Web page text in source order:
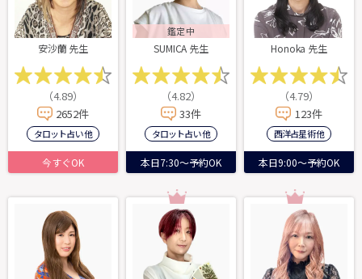
安沙蘭 先生
（4.89）
2652件
タロット占い 他
今すぐOK
鑑定中
SUMICA 先生
（4.82）
33件
タロット占い 他
本日7:30～予約OK
Honoka 先生
（4.79）
123件
西洋占星術 他
本日9:00～予約OK